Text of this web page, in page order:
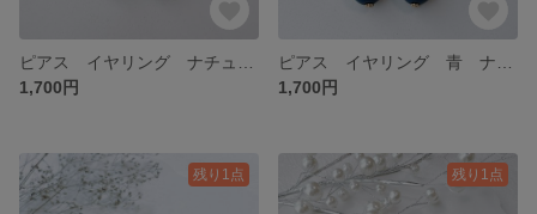
1,700円
1,700円
残り1点 残り1点